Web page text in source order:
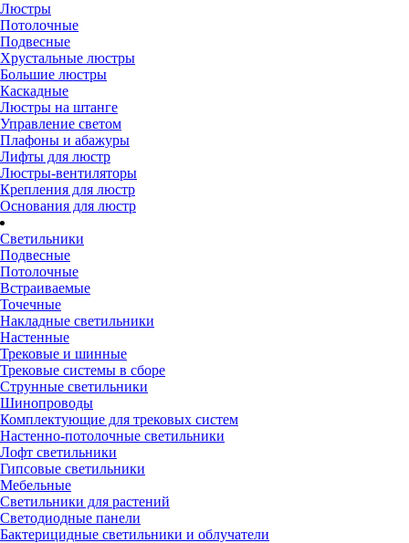
Люстры
Потолочные
Подвесные
Хрустальные люстры
Большие люстры
Каскадные
Люстры на штанге
Управление светом
Плафоны и абажуры
Лифты для люстр
Люстры-вентиляторы
Крепления для люстр
Основания для люстр
Светильники
Подвесные
Потолочные
Встраиваемые
Точечные
Накладные светильники
Настенные
Трековые и шинные
Трековые системы в сборе
Струнные светильники
Шинопроводы
Комплектующие для трековых систем
Настенно-потолочные светильники
Лофт светильники
Гипсовые светильники
Мебельные
Светильники для растений
Светодиодные панели
Бактерицидные светильники и облучатели